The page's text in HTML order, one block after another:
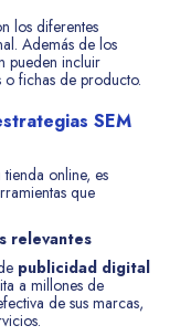
los diferentes
Además de los
pueden incluir
fichas de producto.
SEM
online, es
que
relevantes
publicidad digital
a millones de
de sus marcas,